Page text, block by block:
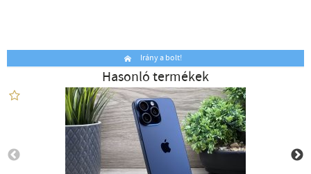
Irány a bolt!
Hasonló termékek